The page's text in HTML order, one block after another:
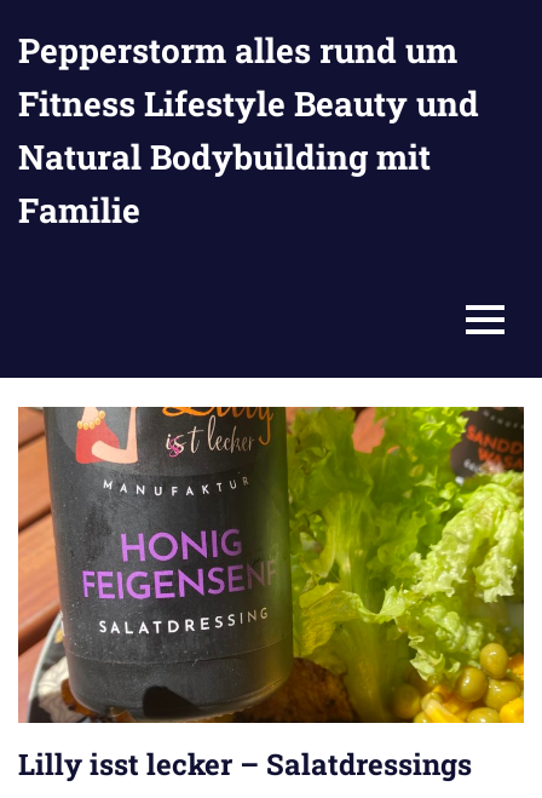
Inhalt
springen
Pepperstorm alles rund um
Fitness Lifestyle Beauty und
Natural Bodybuilding mit
Familie
MENU
Lilly isst lecker – Salatdressings